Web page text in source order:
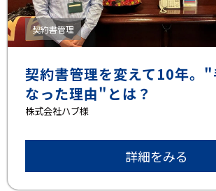
契約書管理
契約書管理を変えて10年。"
なった理由"とは？
株式会社ハブ様
詳細をみる